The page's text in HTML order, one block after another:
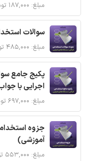
مبلغ: ۱۸۷,۰۰۰ تومان
سوالات
مبلغ: ۴۸۵,۰۰۰ تومان
پکیج جامع
اجرایی با
مبلغ: ۶۹۷,۰۰۰ تومان
جزوه
آموزشی)
مبلغ: ۵۵۳,۰۰۰ تومان